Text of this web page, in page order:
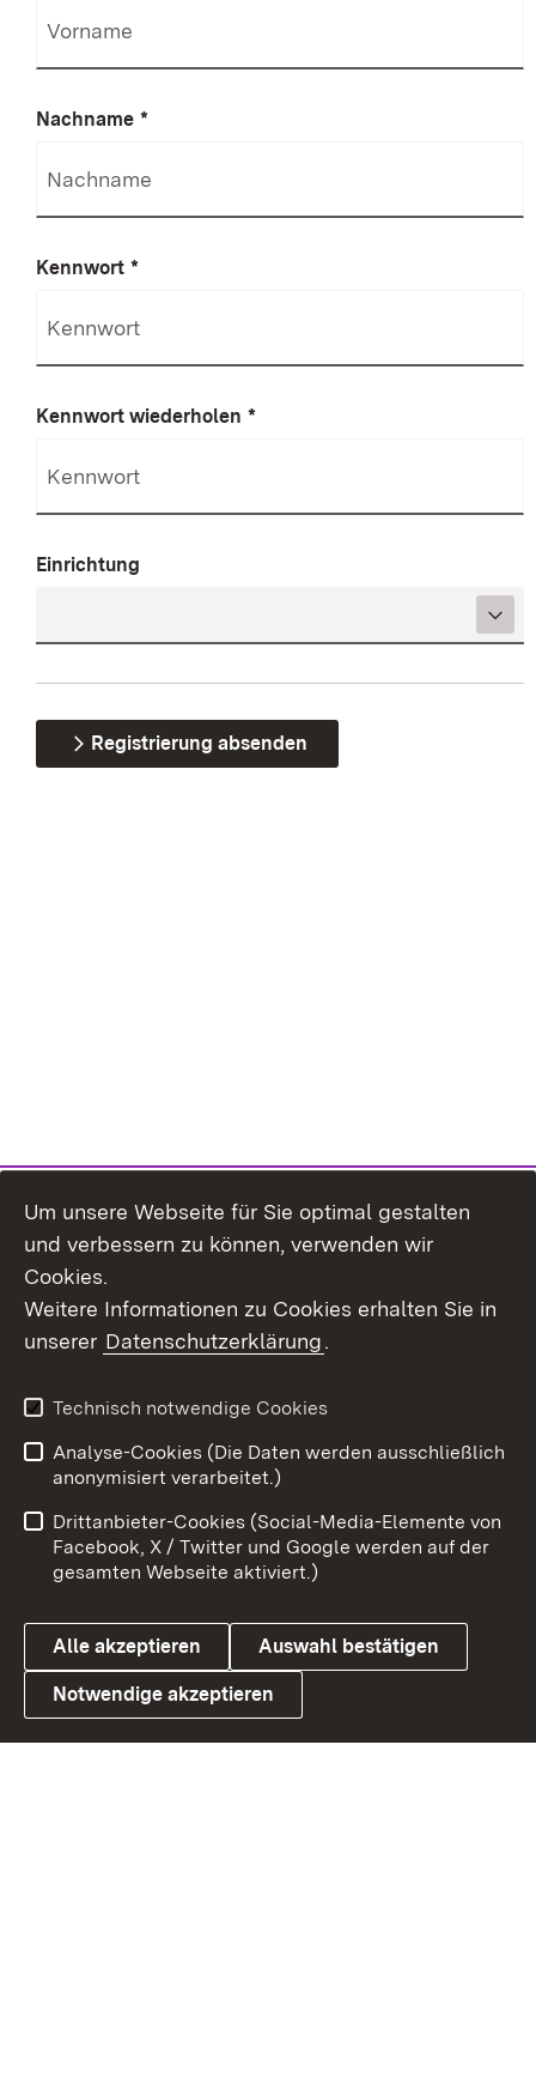
Nachname *
Kennwort *
Kennwort wiederholen *
Einrichtung
Registrierung absenden
Link zum Landesportal
Benutzungshinweise
Barrierefreiheit
Datenschutz
Cookies
Um unsere Webseite für Sie optimal gestalten
und verbessern zu können, verwenden wir
Cookies.
Weitere Informationen zu Cookies erhalten Sie in
unserer Datenschutzerklärung.
Technisch notwendige Cookies
Analyse-Cookies (Die Daten werden ausschließlich
anonymisiert verarbeitet.)
Drittanbieter-Cookies (Social-Media-Elemente von
Facebook, X / Twitter und Google werden auf der
gesamten Webseite aktiviert.)
Alle akzeptieren Auswahl bestätigen
Notwendige akzeptieren